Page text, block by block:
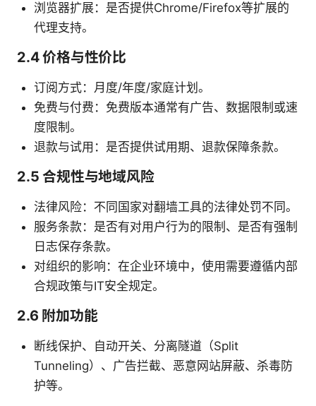
浏览器扩展：是否提供Chrome/Firefox等扩展的
代理支持。
2.4 价格与性价比
订阅方式：月度/年度/家庭计划。
免费与付费：免费版本通常有广告、数据限制或速
度限制。
退款与试用：是否提供试用期、退款保障条款。
2.5 合规性与地域风险
法律风险：不同国家对翻墙工具的法律处罚不同。
服务条款：是否有对用户行为的限制、是否有强制
日志保存条款。
对组织的影响：在企业环境中，使用需要遵循内部
合规政策与IT安全规定。
2.6 附加功能
断线保护、自动开关、分离隧道（Split
Tunneling）、广告拦截、恶意网站屏蔽、杀毒防
护等。